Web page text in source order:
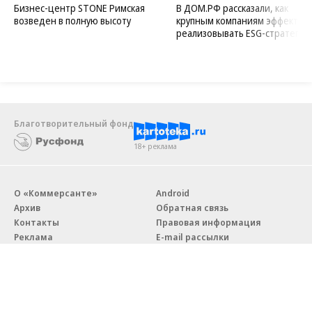
Бизнес-центр STONE Римская
возведен в полную высоту
В ДОМ.РФ рассказали, как
крупным компаниям
реализовывать ESG-стратегию
Благотворительный фонд
18+ реклама
О «Коммерсанте»
Архив
Контакты
Реклама
Android
Обратная связь
Правовая информация
E-mail рассылки